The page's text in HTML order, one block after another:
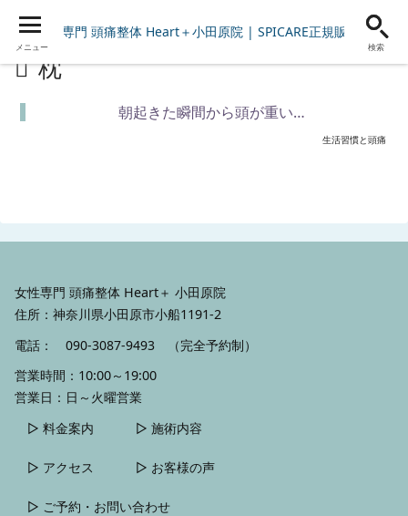
枕
朝起きた瞬間から頭が重い…
生活習慣と頭痛
女性専門 頭痛整体 Heart＋ 小田原院
住所：神奈川県小田原市小船1191-2
電話：
090-3087-9493
（完全予約制）
営業時間：10:00～19:00
営業日：日～火曜営業
▷ 料金案内
▷ 施術内容
▷ アクセス ▷ お客様の声
▷ ご予約・お問い合わせ
メニュー
女性専門 頭痛整体 Heart＋小田原院 | SPICARE正規販売店
検索